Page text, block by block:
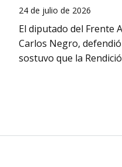
24 de julio de 2026
El diputado del Frente
Carlos Negro,
sostuvo que la